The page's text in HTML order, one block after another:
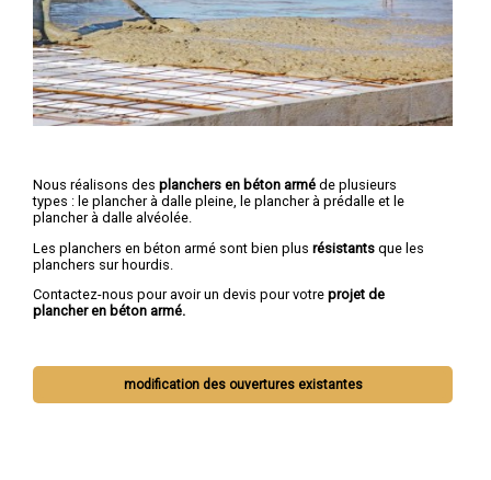
Nous réalisons des planchers en béton armé de plusieurs
types : le plancher à dalle pleine, le plancher à prédalle et le
plancher à dalle alvéolée.
Les planchers en béton armé sont bien plus résistants que les
planchers sur hourdis.
Contactez-nous pour avoir un devis pour votre projet de
plancher en béton armé.
modification des ouvertures existantes